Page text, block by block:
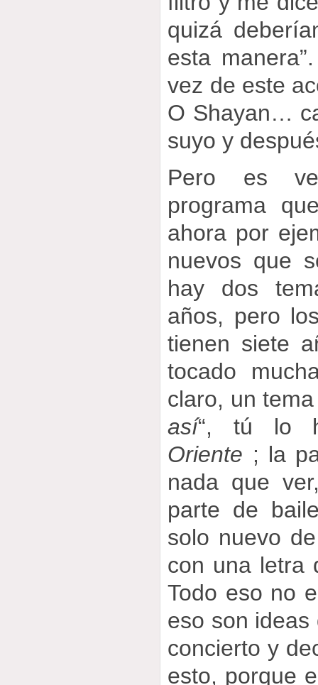
quizá
esta
vez de este
O Shayan…
suyo y
Pero es
programa
ahora por
nuevos que
hay dos
años, pero
tienen siete
tocado
claro, un tema
así“, tú lo
Oriente ; la
nada que
parte de
solo nuevo
con una letra
Todo eso no
eso son
concierto y
esto, porque